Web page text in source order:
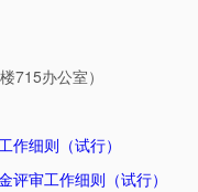
办公室）
作细则（试行）
审工作细则（试行）